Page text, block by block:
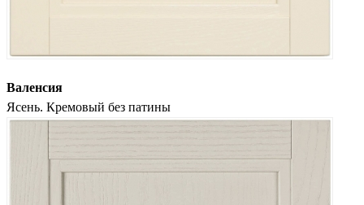
Валенсия
Ясень. Кремовый без патины